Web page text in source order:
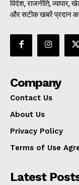
विदेश, राजनीति,
और सटीक खबरें प्रदान
Company
Contact Us
About Us
Privacy Policy
Terms of Use
Latest